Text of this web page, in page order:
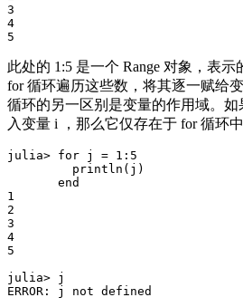
3
4
此处的 1:5 是一个 Range 对象，表示
for 循环遍历这些数，将其逐一赋给
循环的另一区别是变量的作用域。如
入变量 i ，那么它仅存在于 for 循环
julia> for j = 1:5
         println(j)
       end
1
2
3
4
5
julia> j